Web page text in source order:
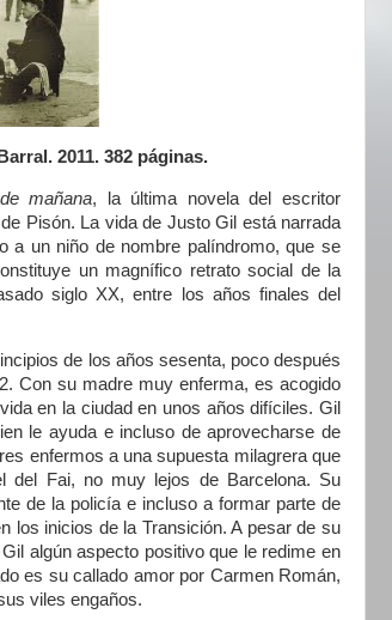
2011. 382 páginas.
mañana, la última novela del escritor
Pisón. La vida de Justo Gil está narrada
a un niño de nombre palíndromo, que se
un magnífico retrato social de la
siglo XX, entre los años finales del
de los años sesenta, poco después
Con su madre muy enferma, es acogido
en la ciudad en unos años difíciles. Gil
le ayuda e incluso de aprovecharse de
enfermos a una supuesta milagrera que
del Fai, no muy lejos de Barcelona. Su
de la policía e incluso a formar parte de
los inicios de la Transición. Apesar de su
algún aspecto positivo que le redime en
es su callado amor por Carmen Román,
viles engaños.